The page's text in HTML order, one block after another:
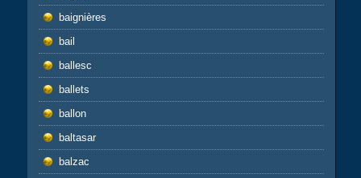
baignières
bail
ballesc
ballets
ballon
baltasar
balzac